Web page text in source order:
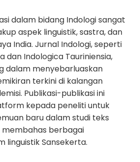
dalam bidang Indologi sangat
aspek linguistik, sastra, dan
India. Jurnal Indologi, seperti
dan Indologica Tauriniensia,
dalam menyebarluaskan
terkini di kalangan
Publikasi-publikasi ini
kepada peneliti untuk
baru dalam studi teks
membahas berbagai
linguistik Sansekerta.